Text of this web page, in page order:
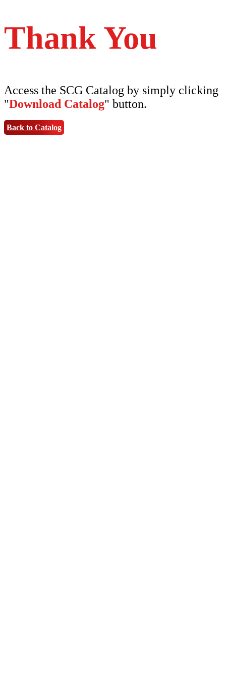
Thank You
Access the SCG Catalog by simply clicking
"Download Catalog" button.
Back to Catalog